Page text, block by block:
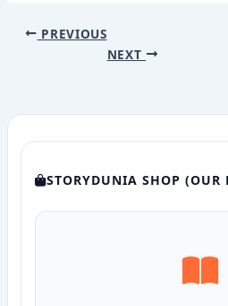
PREVIOUS
NEXT
STORYDUNIA SHOP (OUR